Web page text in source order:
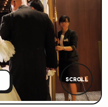
SCROLL